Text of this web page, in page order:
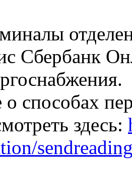
Сбербанк
способах
здесь: